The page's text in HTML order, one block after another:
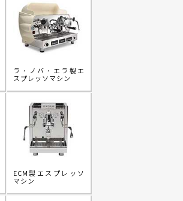
ラ・ノバ・エラ製エ
スプレッソマシン
ECM製エスプレッソ
マシン